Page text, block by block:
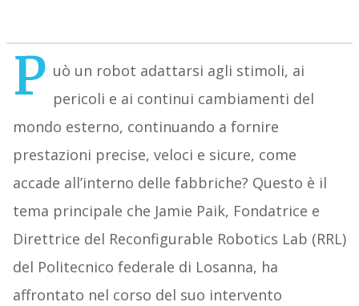
P uò un robot adattarsi agli stimoli, ai
pericoli e ai continui cambiamenti del
mondo esterno, continuando a fornire
prestazioni precise, veloci e sicure, come
accade all’interno delle fabbriche? Questo è il
tema principale che Jamie Paik, Fondatrice e
Direttrice del Reconfigurable Robotics Lab (RRL)
del Politecnico federale di Losanna, ha
affrontato nel corso del suo intervento